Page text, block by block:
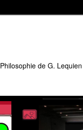
de G. Lequien